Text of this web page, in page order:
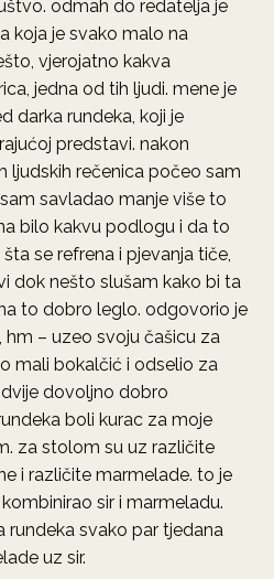
odmah do redatelja je
koja je svako malo na
vjerojatno kakva
jedna od tih ljudi. mene je
darka rundeka, koji je
predstavi. nakon
ljudskih rečenica počeo sam
savladao manje više to
bilo kakvu podlogu i da to
se refrena i pjevanja tiče,
dok nešto slušam kako bi ta
to dobro leglo. odgovorio je
hm – uzeo svoju čašicu za
mali bokalčić i odselio za
dovoljno dobro
boli kurac za moje
za stolom su uz različite
i različite marmelade. to je
sir i marmeladu.
rundeka svako par tjedana
uz sir.